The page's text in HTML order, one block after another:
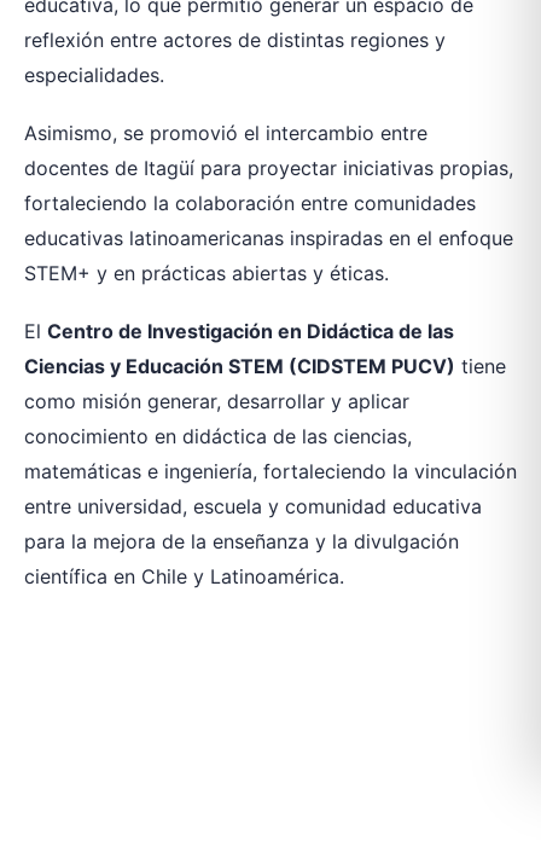
reflexión entre actores de distintas regiones y
especialidades.
Asimismo, se promovió el intercambio entre
docentes de Itagüí para proyectar iniciativas propias,
fortaleciendo la colaboración entre comunidades
educativas latinoamericanas inspiradas en el enfoque
STEM+ y en prácticas abiertas y éticas.
El Centro de Investigación en Didáctica de las
Ciencias y Educación STEM (CIDSTEM PUCV) tiene
como misión generar, desarrollar y aplicar
conocimiento en didáctica de las ciencias,
matemáticas e ingeniería, fortaleciendo la vinculación
entre universidad, escuela y comunidad educativa
para la mejora de la enseñanza y la divulgación
científica en Chile y Latinoamérica.